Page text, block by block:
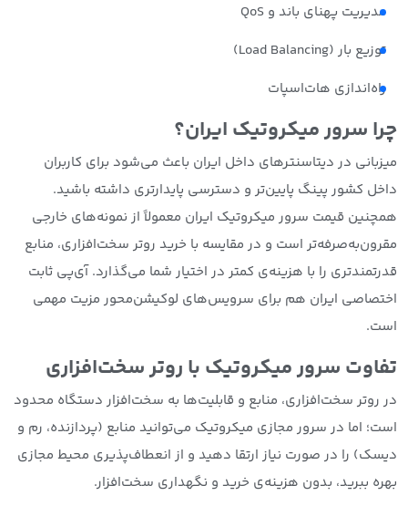
مدیریت پهنای باند و QoS
توزیع بار (Load Balancing)
راه‌اندازی هات‌اسپات
چرا سرور میکروتیک ایران؟
میزبانی در دیتاسنترهای داخل ایران باعث می‌شود برای کاربران
داخل کشور پینگ پایین‌تر و دسترسی پایدارتری داشته باشید.
همچنین قیمت سرور میکروتیک ایران معمولاً از نمونه‌های خارجی
مقرون‌به‌صرفه‌تر است و در مقایسه با خرید روتر سخت‌افزاری، منابع
قدرتمندتری را با هزینه‌ی کمتر در اختیار شما می‌گذارد. آی‌پی ثابت
اختصاصی ایران هم برای سرویس‌های لوکیشن‌محور مزیت مهمی
است.
تفاوت سرور میکروتیک با روتر سخت‌افزاری
در روتر سخت‌افزاری، منابع و قابلیت‌ها به سخت‌افزار دستگاه محدود
است؛ اما در سرور مجازی میکروتیک می‌توانید منابع (پردازنده، رم و
دیسک) را در صورت نیاز ارتقا دهید و از انعطاف‌پذیری محیط مجازی
بهره ببرید، بدون هزینه‌ی خرید و نگهداری سخت‌افزار.